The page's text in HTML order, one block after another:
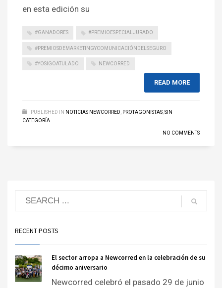
en esta edición su
#GANADORES #PREMIOESPECIALJURADO
#PREMIOSDEMARKETINGYCOMUNICACIÓNDELSEGURO
#YOSIGOATULADO NEWCORRED
READ MORE
PUBLISHED IN NOTICIAS NEWCORRED, PROTAGONISTAS,SIN
CATEGORÍA
NO COMMENTS
RECENT POSTS
El sector arropa a Newcorred en la celebración de su
décimo aniversario
Newcorred celebró el pasado 29 de junio